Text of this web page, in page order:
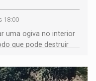
18:00
uma ogiva no interior
que pode destruir